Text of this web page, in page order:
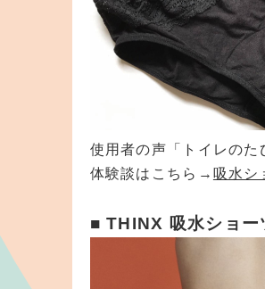
使用者の声「トイレのた
体験談はこちら → 吸水シ
■ THINX 吸水ショー